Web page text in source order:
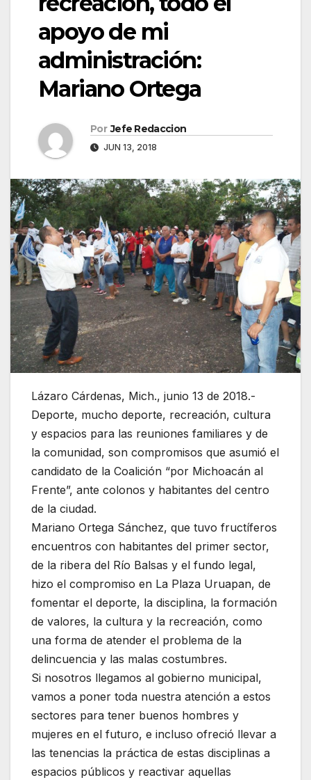
apoyo de mi
administración:
Mariano Ortega
Por Jefe Redaccion
JUN 13, 2018
Lázaro Cárdenas, Mich., junio 13 de 2018.-
Deporte, mucho deporte, recreación, cultura
y espacios para las reuniones familiares y de
la comunidad, son compromisos que asumió el
candidato de la Coalición “por Michoacán al
Frente”, ante colonos y habitantes del centro
de la ciudad.
Mariano Ortega Sánchez, que tuvo fructíferos
encuentros con habitantes del primer sector,
de la ribera del Río Balsas y el fundo legal,
hizo el compromiso en La Plaza Uruapan, de
fomentar el deporte, la disciplina, la formación
de valores, la cultura y la recreación, como
una forma de atender el problema de la
delincuencia y las malas costumbres.
Si nosotros llegamos al gobierno municipal,
vamos a poner toda nuestra atención a estos
sectores para tener buenos hombres y
mujeres en el futuro, e incluso ofreció llevar a
las tenencias la práctica de estas disciplinas a
espacios públicos y reactivar aquellas